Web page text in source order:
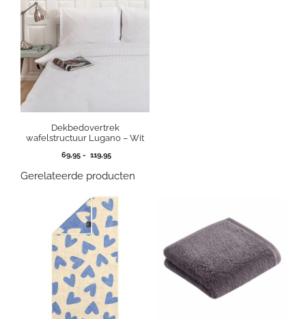
Dekbedovertrek
wafelstructuur Lugano – Wit
69,95 - 119,95Prijsklasse:
tot
Gerelateerde producten